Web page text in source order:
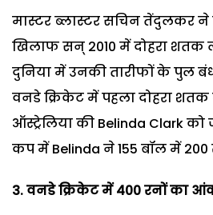
मास्टर ब्लास्टर सचिन तेंदुलकर ने
खिलाफ सन् 2010 में दोहरा शतक
दुनिया में उनकी तारीफों के पुल
वनडे क्रिकेट में पहला दोहरा
ऑस्ट्रेलिया की Belinda Clark को
कप में Belinda ने 155 बॉल में 200
3. वनडे क्रिकेट में 400 रनों का